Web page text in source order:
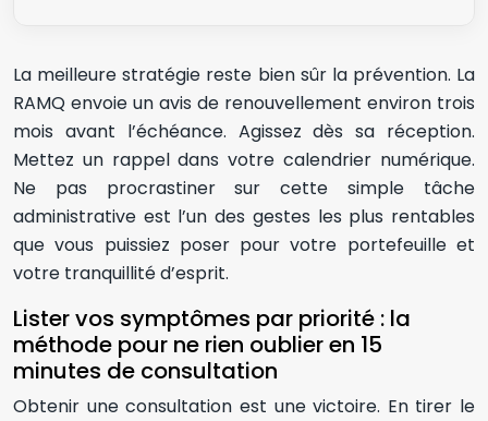
La meilleure stratégie reste bien sûr la prévention. La
RAMQ envoie un avis de renouvellement environ trois
mois avant l’échéance. Agissez dès sa réception.
Mettez un rappel dans votre calendrier numérique.
Ne pas procrastiner sur cette simple tâche
administrative est l’un des gestes les plus rentables
que vous puissiez poser pour votre portefeuille et
votre tranquillité d’esprit.
Lister vos symptômes par priorité : la
méthode pour ne rien oublier en 15
minutes de consultation
Obtenir une consultation est une victoire. En tirer le